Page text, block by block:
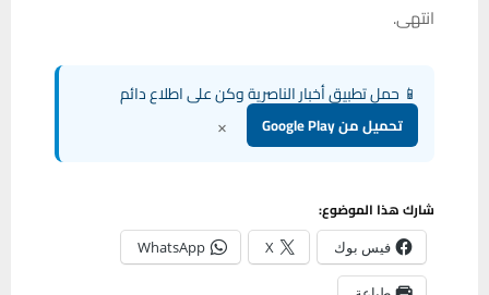
انتهى.
📱 حمل تطبيق أخبار الناصرية وكن على اطلاع دائم
تحميل من Google Play ×
شارك هذا الموضوع:
فيس بوك X
WhatsApp